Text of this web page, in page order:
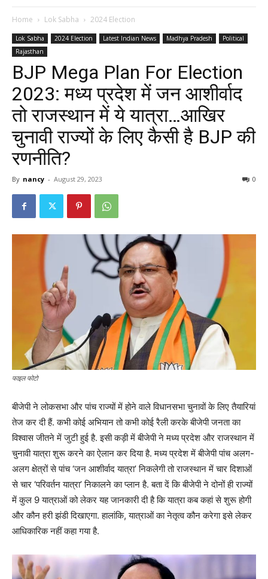
Home Lok Sabha 2024 Election
Lok Sabha 2024 Election Latest Indian News Madhya Pradesh
Political
Rajasthan
BJP Mega Plan For Election
2023: मध्य प्रदेश में जन आशीर्वाद
तो राजस्थान में ये यात्रा…आखिर
चुनावी राज्यों के लिए कैसी है BJP की
रणनीति?
By nancy - August 29, 2023 0
फाइल फोटो
बीजेपी ने लोकसभा और पांच राज्यों में होने वाले विधानसभा चुनावों के लिए तैयारियां
तेज कर दी हैं. कभी कोई अभियान तो कभी कोई रैली करके बीजेपी जनता का
विश्वास जीतने में जुटी हुई है. इसी कड़ी में बीजेपी ने मध्य प्रदेश और राजस्थान में
चुनावी यात्रा शुरू करने का ऐलान कर दिया है. मध्य प्रदेश में बीजेपी पांच अलग-
अलग क्षेत्रों से पांच ‘जन आशीर्वाद यात्रा’ निकलेगी तो राजस्थान में चार दिशाओं
से चार ‘परिवर्तन यात्रा’ निकालने का प्लान है. बता दें कि बीजेपी ने दोनों ही राज्यों
में कुल 9 यात्राओं को लेकर यह जानकारी दी है कि यात्रा कब कहां से शुरू होगी
और कौन हरी झंडी दिखाएगा. हालांकि, यात्राओं का नेतृत्व कौन करेगा इसे लेकर
आधिकारिक नहीं कहा गया है.